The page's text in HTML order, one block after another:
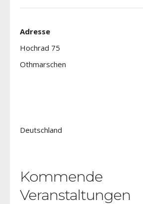
Adresse
Hochrad 75
Othmarschen
Deutschland
Kommende
Veranstaltungen